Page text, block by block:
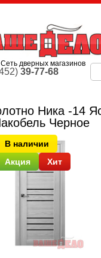
Ника -14
Черное
В наличии
Акция
Хит
Сеть дверных магазинов
39-77-68